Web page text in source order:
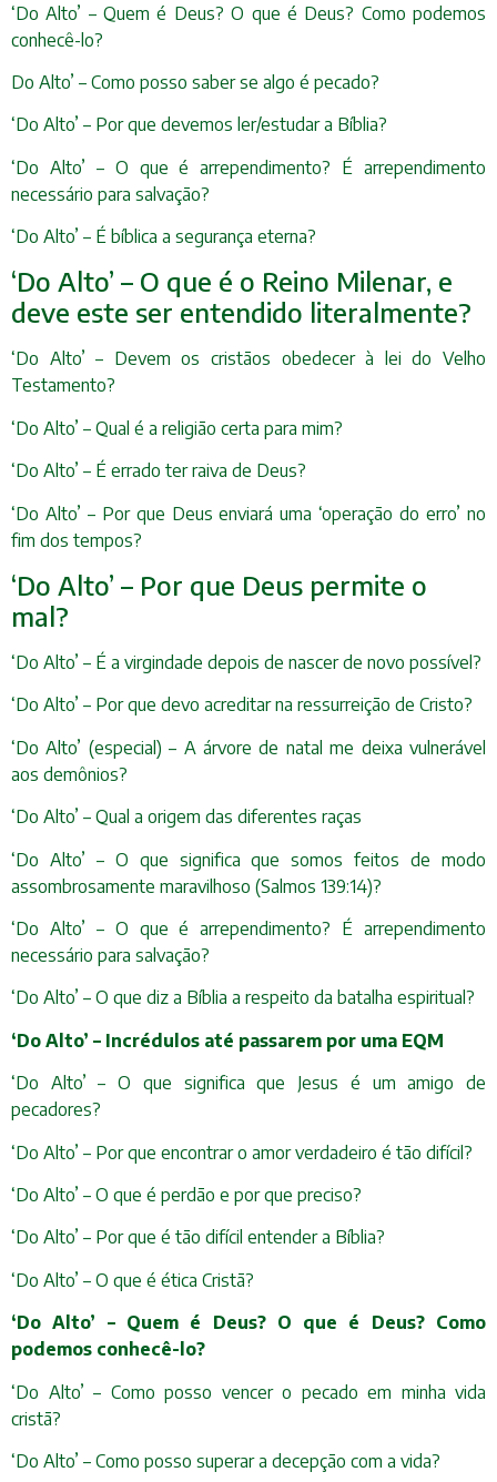
‘Do Alto’ – Quem é Deus? O que é Deus? Como podemos
conhecê-lo?
Do Alto’ – Como posso saber se algo é pecado?
‘Do Alto’ – Por que devemos ler/estudar a Bíblia?
‘Do Alto’ – O que é arrependimento? É arrependimento
necessário para salvação?
‘Do Alto’ – É bíblica a segurança eterna?
‘Do Alto’ – O que é o Reino Milenar, e
deve este ser entendido literalmente?
‘Do Alto’ – Devem os cristãos obedecer à lei do Velho
Testamento?
‘Do Alto’ – Qual é a religião certa para mim?
‘Do Alto’ – É errado ter raiva de Deus?
‘Do Alto’ – Por que Deus enviará uma ‘operação do erro’ no
fim dos tempos?
‘Do Alto’ – Por que Deus permite o
mal?
‘Do Alto’ – É a virgindade depois de nascer de novo possível?
‘Do Alto’ – Por que devo acreditar na ressurreição de Cristo?
‘Do Alto’ (especial) – A árvore de natal me deixa vulnerável
aos demônios?
‘Do Alto’ – Qual a origem das diferentes raças
‘Do Alto’ – O que significa que somos feitos de modo
assombrosamente maravilhoso (Salmos 139:14)?
‘Do Alto’ – O que é arrependimento? É arrependimento
necessário para salvação?
‘Do Alto’ – O que diz a Bíblia a respeito da batalha espiritual?
‘Do Alto’ – Incrédulos até passarem por uma EQM
‘Do Alto’ – O que significa que Jesus é um amigo de
pecadores?
‘Do Alto’ – Por que encontrar o amor verdadeiro é tão difícil?
‘Do Alto’ – O que é perdão e por que preciso?
‘Do Alto’ – Por que é tão difícil entender a Bíblia?
‘Do Alto’ – O que é ética Cristã?
‘Do Alto’ – Quem é Deus? O que é Deus? Como
podemos conhecê-lo?
‘Do Alto’ – Como posso vencer o pecado em minha vida
cristã?
‘Do Alto’ – Como posso superar a decepção com a vida?